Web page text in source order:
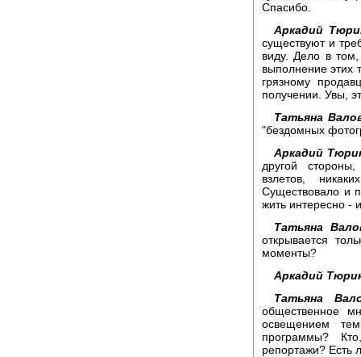
Спасибо.
Аркадий
существуют и
виду. Дело в том,
выполнение этих
грязному
получении. Увы,
Татьяна
"бездомных
Аркадий
другой
взлетов,
Существовало и
жить интересно -
Татьяна
открывается
моменты?
Аркадий
Татьяна
общественное
освещением
программы?
репортажи? Есть